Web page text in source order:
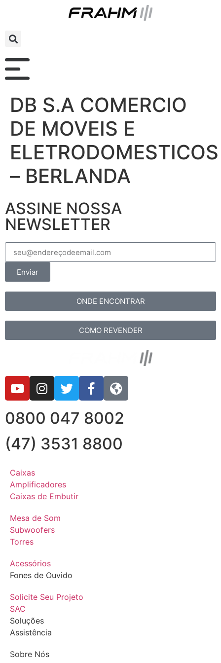
DB S.A COMERCIO
DE MOVEIS E
ELETRODOMESTICOS
– BERLANDA
ASSINE NOSSA
NEWSLETTER
Enviar
ONDE ENCONTRAR
COMO REVENDER
0800 047 8002
(47) 3531 8800
Caixas
Amplificadores
Caixas de Embutir
Mesa de Som
Subwoofers
Torres
Acessórios
Fones de Ouvido
Solicite Seu Projeto
SAC
Soluções
Assistência
Sobre Nós